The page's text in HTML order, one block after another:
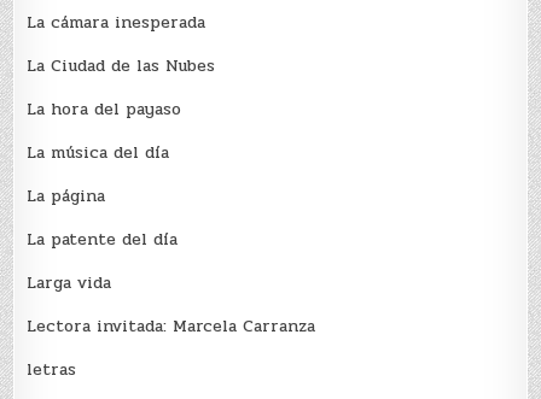
La cámara inesperada
La Ciudad de las Nubes
La hora del payaso
La música del día
La página
La patente del día
Larga vida
Lectora invitada: Marcela Carranza
letras